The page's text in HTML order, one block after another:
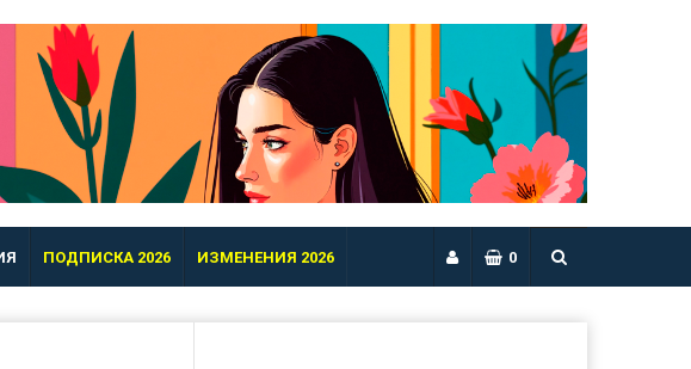
ПОДПИСКА 2026 ИЗМЕНЕНИЯ 2026 0